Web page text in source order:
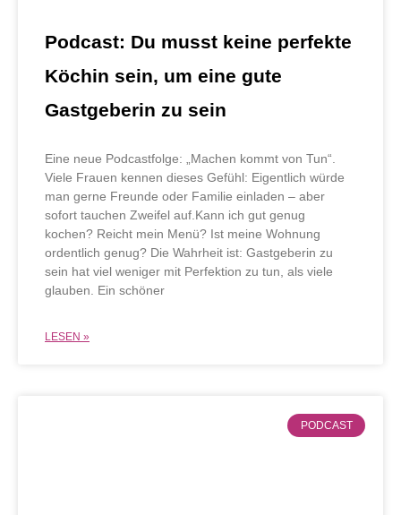
Podcast: Du musst keine perfekte
Köchin sein, um eine gute
Gastgeberin zu sein
Eine neue Podcastfolge: „Machen kommt von Tun“.
Viele Frauen kennen dieses Gefühl: Eigentlich würde
man gerne Freunde oder Familie einladen – aber
sofort tauchen Zweifel auf.Kann ich gut genug
kochen? Reicht mein Menü? Ist meine Wohnung
ordentlich genug? Die Wahrheit ist: Gastgeberin zu
sein hat viel weniger mit Perfektion zu tun, als viele
glauben. Ein schöner
LESEN »
PODCAST